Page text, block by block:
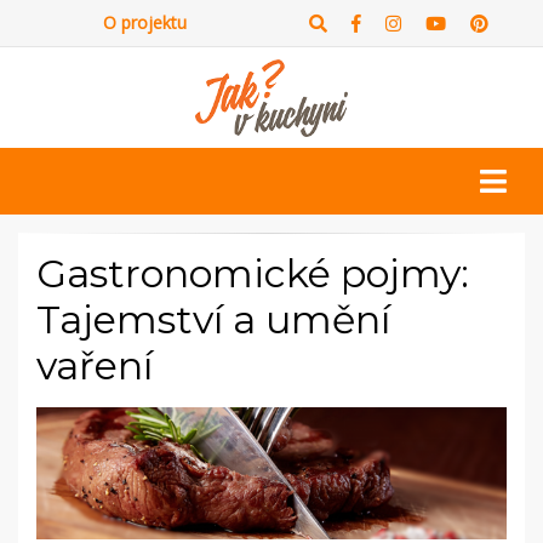
O projektu
Gastronomické pojmy:
Tajemství a umění
vaření